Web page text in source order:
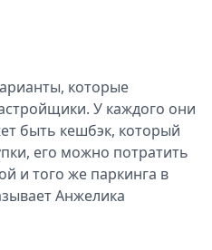
которые
У каждого они
быть кешбэк, который
его можно потратить
и того же паркинга в
Анжелика